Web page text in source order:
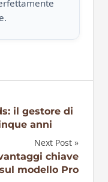
il gestore di
anni
Next Post
chiave
sul modello Pro